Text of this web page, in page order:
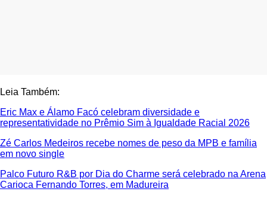
Leia Também:
Eric Max e Álamo Facó celebram diversidade e
representatividade no Prêmio Sim à Igualdade Racial 2026
Zé Carlos Medeiros recebe nomes de peso da MPB e família
em novo single
Palco Futuro R&B por Dia do Charme será celebrado na Arena
Carioca Fernando Torres, em Madureira